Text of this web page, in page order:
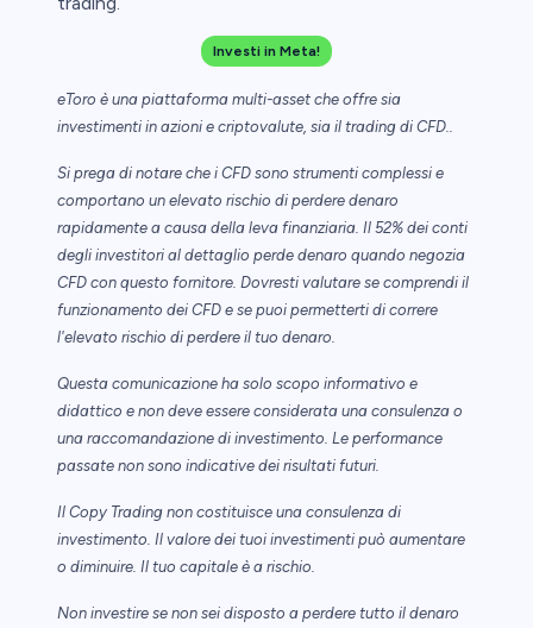
Investi in Meta!
eToro è una piattaforma multi-asset che offre sia
investimenti in azioni e criptovalute, sia il trading di CFD..
Si prega di notare che i CFD sono strumenti complessi e
comportano un elevato rischio di perdere denaro
rapidamente a causa della leva finanziaria. Il 52% dei conti
degli investitori al dettaglio perde denaro quando negozia
CFD con questo fornitore. Dovresti valutare se comprendi il
funzionamento dei CFD e se puoi permetterti di correre
l'elevato rischio di perdere il tuo denaro.
Questa comunicazione ha solo scopo informativo e
didattico e non deve essere considerata una consulenza o
una raccomandazione di investimento. Le performance
passate non sono indicative dei risultati futuri.
Il Copy Trading non costituisce una consulenza di
investimento. Il valore dei tuoi investimenti può aumentare
o diminuire. Il tuo capitale è a rischio.
Non investire se non sei disposto a perdere tutto il denaro